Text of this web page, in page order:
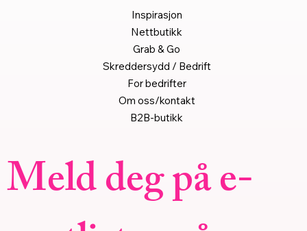
Meld deg på e-
Inspirasjon
Nettbutikk
Grab & Go
Skreddersydd / Bedrift
For bedrifter
Om oss/kontakt
B2B-butikk